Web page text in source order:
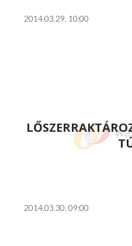
2014.03.29. 10:00
2014.03.30. 09:00